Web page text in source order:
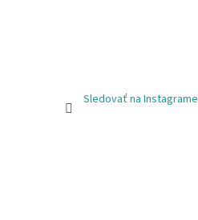
Sledovať na Instagrame